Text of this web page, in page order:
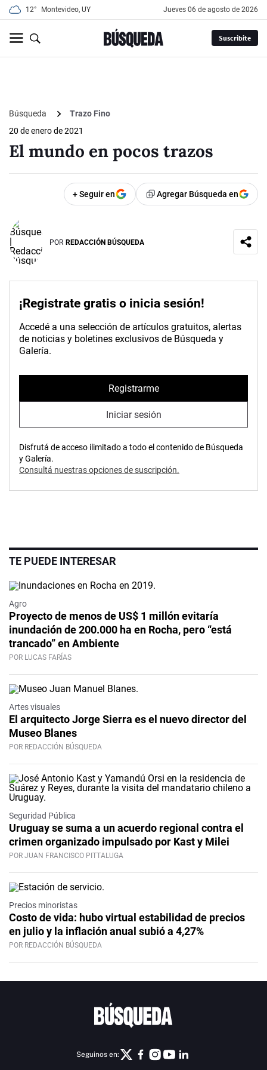
12° Montevideo, UY jueves 06 de agosto de 2026
Suscribite
Búsqueda
Trazo Fino
20 de enero de 2021
El mundo en pocos trazos
+ Seguir en Agregar Búsqueda en
POR REDACCIÓN BÚSQUEDA
¡Registrate gratis o inicia sesión!
Accedé a una selección de artículos gratuitos, alertas
de noticias y boletines exclusivos de Búsqueda y
Galería.
Registrarme
Iniciar sesión
Disfrutá de acceso ilimitado a todo el contenido de Búsqueda
y Galería.
Consultá nuestras opciones de suscripción.
TE PUEDE INTERESAR
Agro
Proyecto de menos de US$ 1 millón evitaría
inundación de 200.000 ha en Rocha, pero “está
trancado” en Ambiente
POR LUCAS FARÍAS
Artes visuales
El arquitecto Jorge Sierra es el nuevo director del
Museo Blanes
POR REDACCIÓN BÚSQUEDA
Seguridad Pública
Uruguay se suma a un acuerdo regional contra el
crimen organizado impulsado por Kast y Milei
POR JUAN FRANCISCO PITTALUGA
Precios minoristas
Costo de vida: hubo virtual estabilidad de precios
en julio y la inflación anual subió a 4,27%
POR REDACCIÓN BÚSQUEDA
Seguinos en: